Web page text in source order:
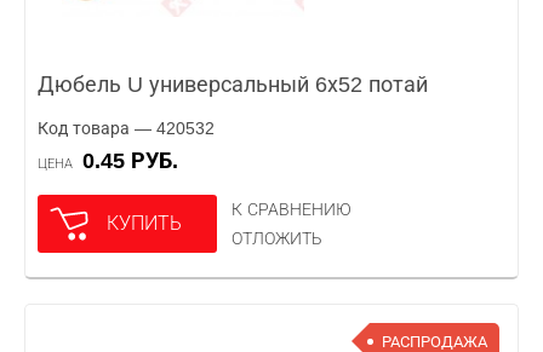
Дюбель U универсальный 6х52 потай
Код товара — 420532
ЦЕНА 0.45 РУБ.
КУПИТЬ
К СРАВНЕНИЮ
ОТЛОЖИТЬ
РАСПРОДАЖА